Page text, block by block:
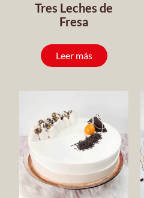
Tres Leches de
Fresa
Leer más